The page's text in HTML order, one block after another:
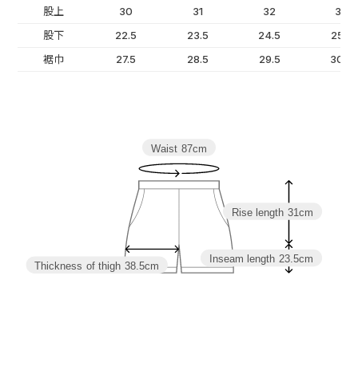
股上 30 31 32
33
股下
22.5 23.5 24.5
25.5
裾巾
27.5 28.5 29.5 30.5
Rise length 31cm
Inseam length 23.5cm
Thickness of thigh 38.5cm
Waist 87cm